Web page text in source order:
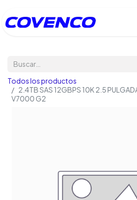
Todos los productos
2.4TB SAS 12GBPS 10K 2.5
V7000 G2